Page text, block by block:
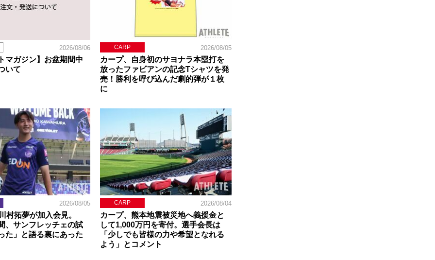
2026/08/06
マガジン】お盆期間中
いて
CARP 2026/08/05
カープ、自身初のサヨナラ本塁打を
放ったファビアンの記念Tシャツを発
売！勝利を呼び込んだ劇的弾が１枚
に
2026/08/05
村拓夢が加入会見。
、サンフレッチェの試
た」と語る裏にあった
CARP 2026/08/04
カープ、熊本地震被災地へ義援金と
して1,000万円を寄付。選手会長は
「少しでも皆様の力や希望となれる
よう」とコメント